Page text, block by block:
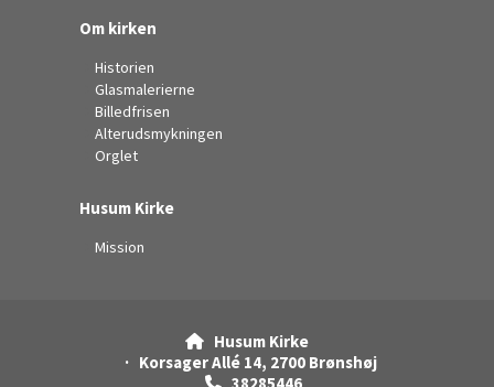
Om kirken
Historien
Glasmalerierne
Billedfrisen
Alterudsmykningen
Orglet
Husum Kirke
Mission

Husum Kirke
· Korsager Allé 14, 2700 Brønshøj
